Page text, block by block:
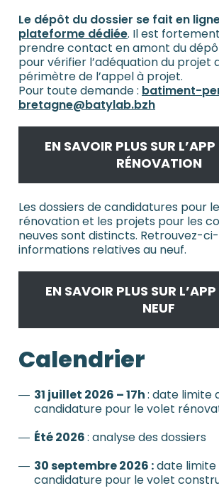
Le dépôt du dossier se fait en
plateforme dédiée. Il est
prendre contact en amont du
pour vérifier l’adéquation du projet
périmètre de l’appel à projet.
Pour toute demande : batiment-
bretagne@batylab.bzh
EN SAVOIR PLUS SUR
RÉNOVATION
Les dossiers de candidatures pour
rénovation et les projets pour les
neuves sont distincts. Retrouvez-
informations relatives au neuf.
EN SAVOIR PLUS SUR
NEUF
Calendrier
31 juillet 2026 – 17h: date limite
candidature pour le volet
Été 2026: analyse des dossiers
30 septembre 2026 :date limite
candidature pour le volet